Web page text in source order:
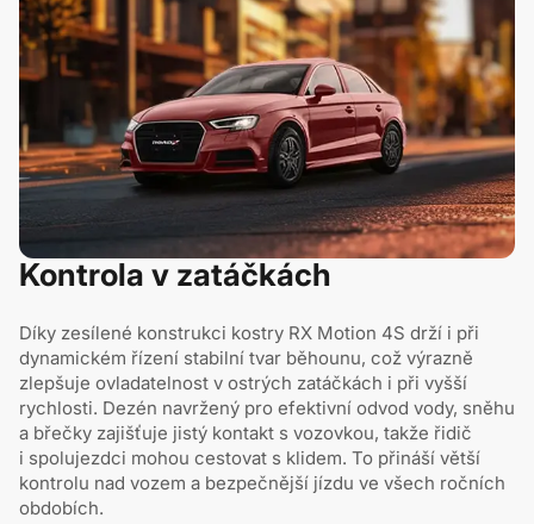
Kontrola v zatáčkách
Díky zesílené konstrukci kostry RX Motion 4S drží i při
dynamickém řízení stabilní tvar běhounu, což výrazně
zlepšuje ovladatelnost v ostrých zatáčkách i při vyšší
rychlosti. Dezén navržený pro efektivní odvod vody, sněhu
a břečky zajišťuje jistý kontakt s vozovkou, takže řidič
i spolujezdci mohou cestovat s klidem. To přináší větší
kontrolu nad vozem a bezpečnější jízdu ve všech ročních
obdobích.